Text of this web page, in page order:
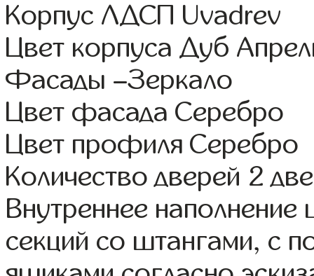
Корпус ЛДСП Uvadrev
Цвет корпуса Дуб
Фасады –Зеркало
Цвет фасада Серебро
Цвет профиля Серебро
Количество дверей 2
Внутреннее
секций со штангами, с